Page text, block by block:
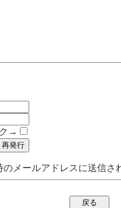
→
メールアドレスに送信さ